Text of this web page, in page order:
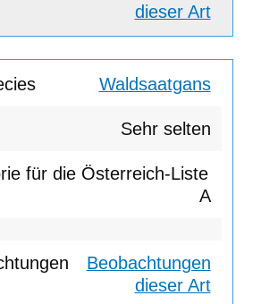
dieser Art
Waldsaatgans
Sehr selten
A
Beobachtungen
dieser Art